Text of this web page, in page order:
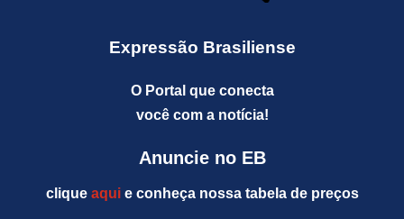
Expressão Brasiliense
O Portal que conecta
você com a notícia!
Anuncie no EB
clique aquie conheça nossa tabela de preços